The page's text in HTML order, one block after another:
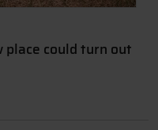
place could turn out